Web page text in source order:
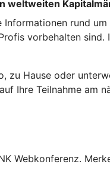
weltweiten
rund
vorbehalten
zu Hause oder
Ihre Teilnahme am
Webkonferenz.